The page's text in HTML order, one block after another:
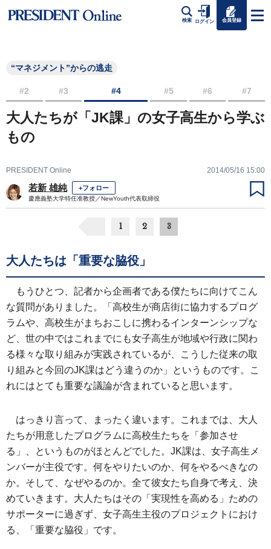
検索 ログイン 会員登録
“マネジメント”からの逃走
#2 #3 #4 #5 #6 #7
大人たちが「JK課」の女子高生から学ぶ
もの
PRESIDENT Online 2014/05/16 15:00
若新 雄純 +フォロー
慶應義塾大学特任准教授／NewYouth代表取締役
1 2 3
大人たちは「重要な脇役」
もうひとつ、記者から企画者である僕たちに向けてこん
な質問がありました。「高校生が商店街に協力するプログ
ラムや、高校生がまちおこしに携わるインターンシップな
ど、世の中ではこれまでにも女子高生が地域や行政に関わ
る様々な取り組みが実践されているが、こうした従来の取
り組みと今回のJK課はどう違うのか」というものです。こ
れにはとても重要な議論が含まれていると思います。
はっきり言って、まったく違います。これまでは、大人
たちが用意したプログラムに高校生たちを「参加させ
る」、というものがほとんどでした。JK課は、女子高生メ
ンバーが主役です。何をやりたいのか、何をやるべきなの
か。そして、なぜやるのか。全て彼女たち自身で考え、決
めていきます。大人たちはその「実現性を高める」ための
サポーターに過ぎず、女子高生主役のプロジェクトにおけ
る、「重要な脇役」です。